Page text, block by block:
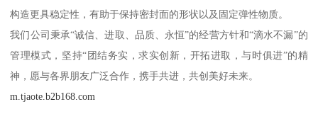
构造更具稳定性，有助于保持密封面的形状以及固定弹性物质。
我们公司秉承“诚信、进取、品质、永恒”的经营方针和“滴水不漏”的
管理模式，坚持“团结务实，求实创新，开拓进取，与时俱进”的精
神，愿与各界朋友广泛合作，携手共进，共创美好未来。
m.tjaote.b2b168.com